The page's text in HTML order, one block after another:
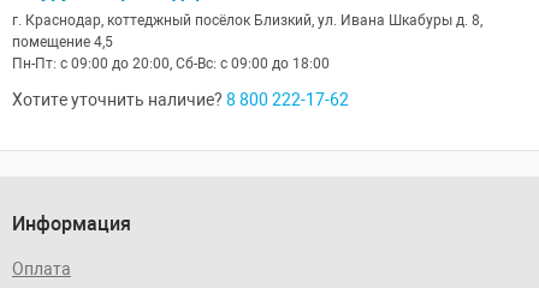
г. Краснодар, коттеджный посёлок Близкий, ул. Ивана Шкабуры д. 8,
помещение 4,5
Пн-Пт: с 09:00 до 20:00, Сб-Вс: с 09:00 до 18:00
Хотите уточнить наличие? 8 800 222-17-62
Информация
Оплата